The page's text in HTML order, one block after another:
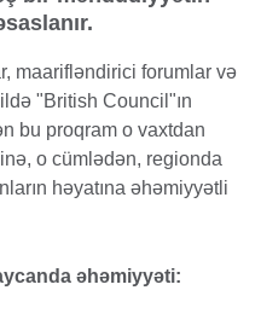
maarifləndirici forumlar və
"British Council"ın
bu proqram o vaxtdan
o cümlədən, regionda
həyatına əhəmiyyətli
əhəmiyyəti: